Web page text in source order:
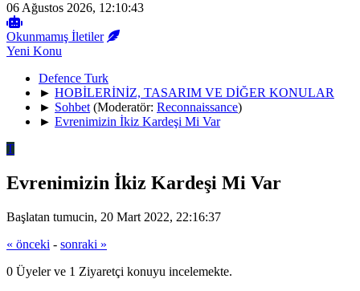
06 Ağustos 2026, 12:10:43
Okunmamış İletiler
Yeni Konu
Defence Turk
► HOBİLERİNİZ, TASARIM VE DİĞER KONULAR
► Sohbet (Moderatör: Reconnaissance)
► Evrenimizin İkiz Kardeşi Mi Var
T
Evrenimizin İkiz Kardeşi Mi Var
Başlatan tumucin, 20 Mart 2022, 22:16:37
« önceki - sonraki »
0 Üyeler ve 1 Ziyaretçi konuyu incelemekte.